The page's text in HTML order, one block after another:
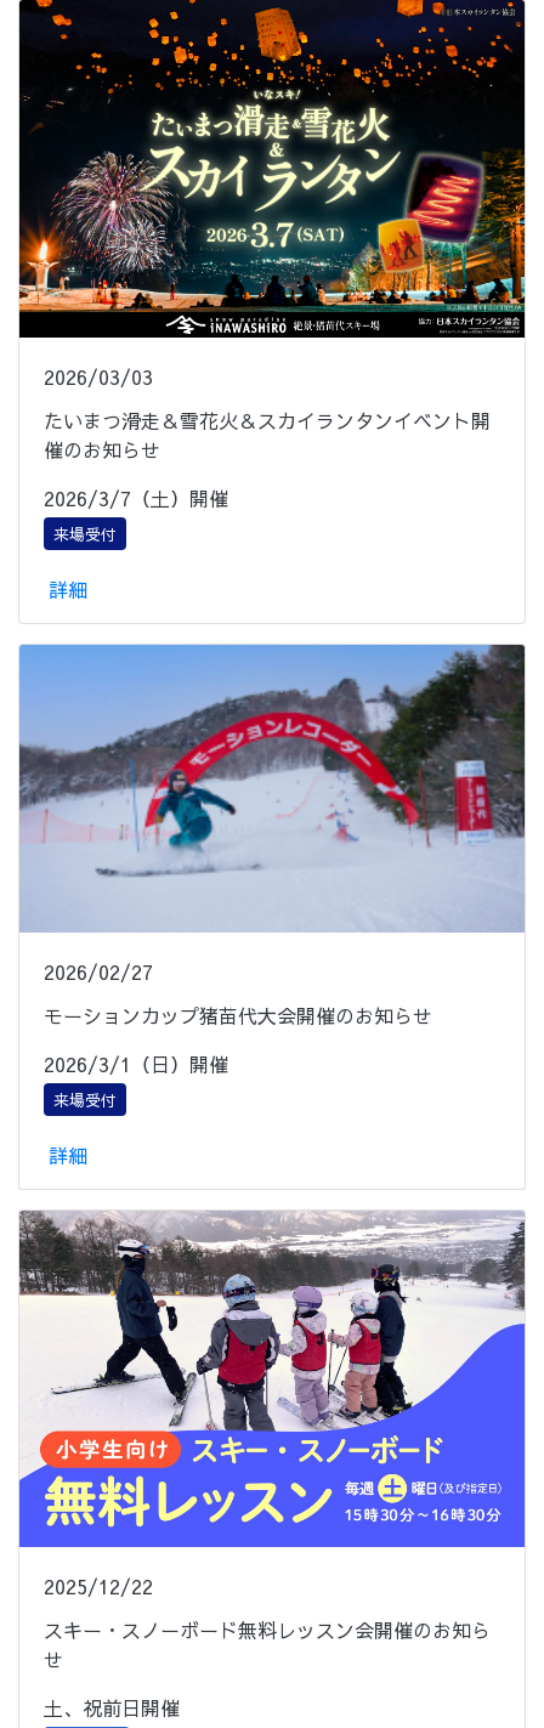
2026/03/03
たいまつ滑走＆雪花火＆スカイランタンイベント開
催のお知らせ
2026/3/7（土）開催
来場受付
詳細
2026/02/27
モーションカップ猪苗代大会開催のお知らせ
2026/3/1（日）開催
来場受付
詳細
2025/12/22
スキー・スノーボード無料レッスン会開催のお知ら
せ
土、祝前日開催